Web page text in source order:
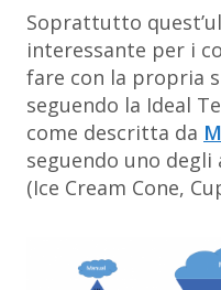
Soprattutto
interessante per i
fare con la propria
seguendo la Ideal
come descritta da
seguendo uno
(Ice Cream Cone,